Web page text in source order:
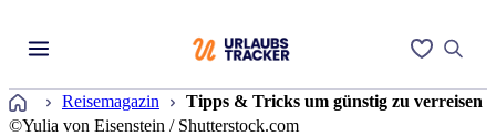
Startseite
Reisemagazin
Tipps & Tricks um günstig zu verreisen
©Yulia von Eisenstein / Shutterstock.com